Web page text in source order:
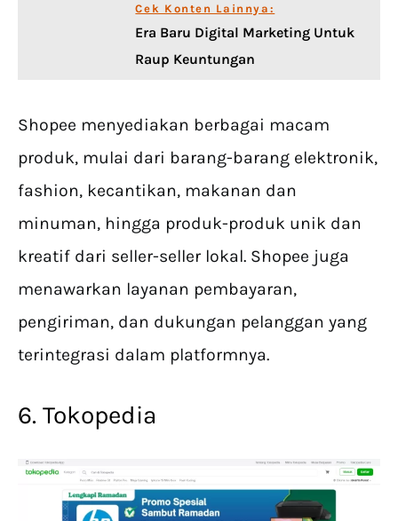
Cek Konten Lainnya:
Era Baru Digital Marketing Untuk
Raup Keuntungan
Shopee menyediakan berbagai macam
produk, mulai dari barang-barang elektronik,
fashion, kecantikan, makanan dan
minuman, hingga produk-produk unik dan
kreatif dari seller-seller lokal. Shopee juga
menawarkan layanan pembayaran,
pengiriman, dan dukungan pelanggan yang
terintegrasi dalam platformnya.
6. Tokopedia